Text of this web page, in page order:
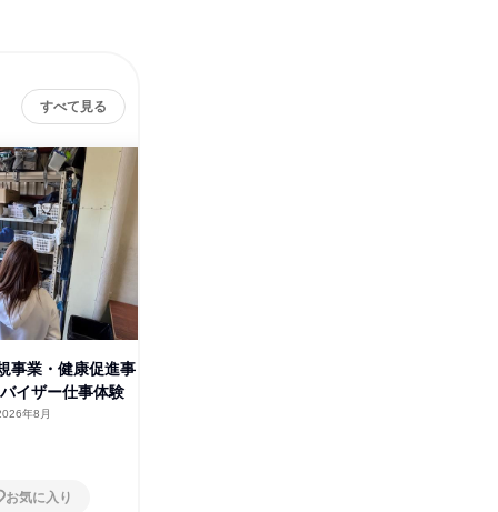
すべて見る
事業・健康促進事
イザー仕事体験
年8月
お気に入り